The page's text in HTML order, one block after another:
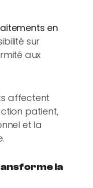
en
sur
aux
affectent
patient,
et la
la